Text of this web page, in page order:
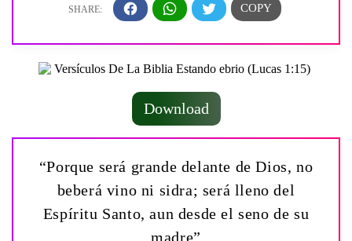
Download
“Porque será grande delante de Dios, no
beberá vino ni sidra; será lleno del
Espíritu Santo, aun desde el seno de su
madre”